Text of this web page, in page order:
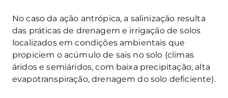
No caso da ação antrópica, a salinização resulta
das práticas de drenagem e irrigação de solos
localizados em condições ambientais que
propiciem o acúmulo de sais no solo (climas
áridos e semiáridos, com baixa precipitação, alta
evapotranspiração, drenagem do solo deficiente).